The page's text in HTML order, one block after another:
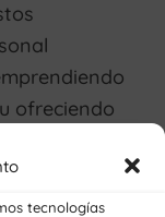
tecnologías
ofreciendo
moda y